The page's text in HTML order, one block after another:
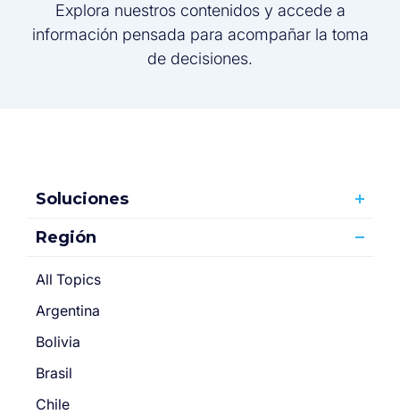
Explora nuestros contenidos y accede a
información pensada para acompañar la toma
de decisiones.
Soluciones
Región
All Topics
Argentina
Bolivia
Brasil
Chile